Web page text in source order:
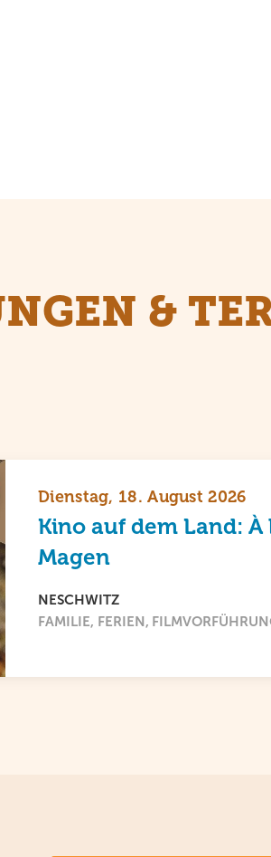
&
Dienstag, 18. August 2026
Kino auf dem Land:
Magen
NESCHWITZ
FAMILIE FERIEN